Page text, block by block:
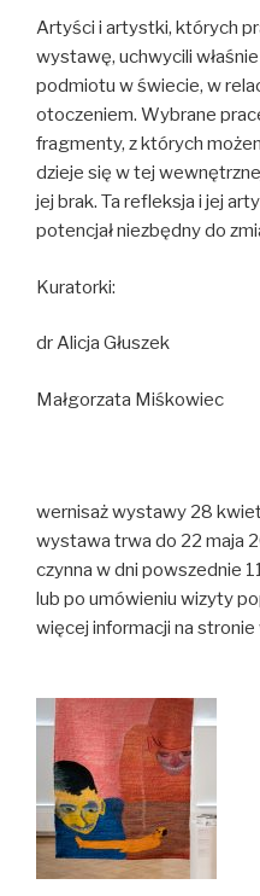
Artyści i artystki, których
wystawę, uchwycili
podmiotu w świecie, w
otoczeniem. Wybrane
fragmenty, z których
dzieje się w tej
jej brak. Ta refleksja i jej
potencjał niezbędny do
Kuratorki:
dr Alicja Głuszek
Małgorzata Miśkowiec
wernisaż wystawy 28
wystawa trwa do 22 maja
czynna w dni powszednie
lub po umówieniu wizyty
więcej informacji na stronie